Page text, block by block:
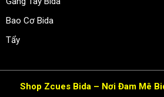
Bao Cơ Bida
Tẩy
Shop Zcues Bida – Nơi Đam Mê